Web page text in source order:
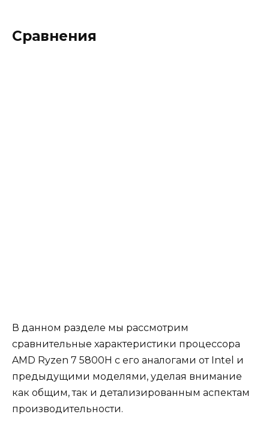
Сравнения
В данном разделе мы рассмотрим
сравнительные характеристики процессора
AMD Ryzen 7 5800H с его аналогами от Intel и
предыдущими моделями, уделая внимание
как общим, так и детализированным аспектам
производительности.